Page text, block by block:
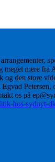
meget mere fra
og den store
Petersen,
os på
hos-sydnyt-dk